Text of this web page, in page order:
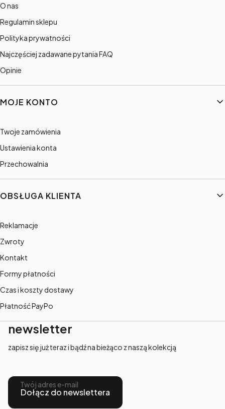
O nas
Regulamin sklepu
Polityka prywatności
Najczęściej zadawane pytania FAQ
Opinie
MOJE KONTO
Twoje zamówienia
Ustawienia konta
Przechowalnia
OBSŁUGA KLIENTA
Reklamacje
Zwroty
Kontakt
Formy płatności
Czas i koszty dostawy
Płatność PayPo
newsletter
zapisz się już teraz i bądź na bieżąco z naszą kolekcją
Twój adres e-mail
Dołącz do newslettera